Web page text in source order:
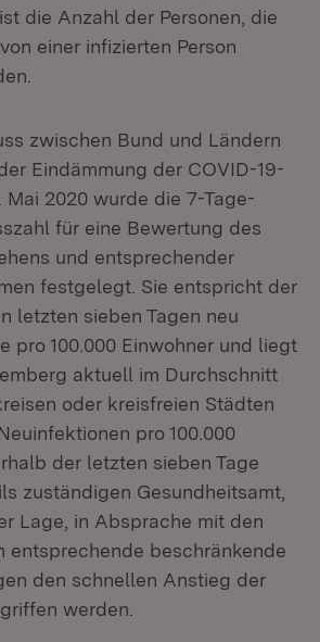
die Anzahl der Personen, die
einer infizierten Person
zwischen Bund und Ländern
Eindämmung der COVID-19-
Mai 2020 wurde die 7-Tage-
für eine Bewertung des
und entsprechender
festgelegt. Sie entspricht der
letzten sieben Tagen neu
pro 100.000 Einwohner und liegt
aktuell im Durchschnitt
oder kreisfreien Städten
pro 100.000
der letzten sieben Tage
zuständigen Gesundheitsamt,
Lage, in Absprache mit den
entsprechende beschränkende
den schnellen Anstieg der
werden.